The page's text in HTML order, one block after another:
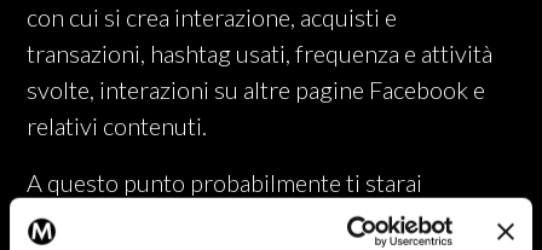
con cui si crea interazione, acquisti e
transazioni, hashtag usati, frequenza e attività
svolte, interazioni su altre pagine Facebook e
relativi contenuti.
A questo punto probabilmente ti starai
chiedendo quali sono le informazioni a cui Meta